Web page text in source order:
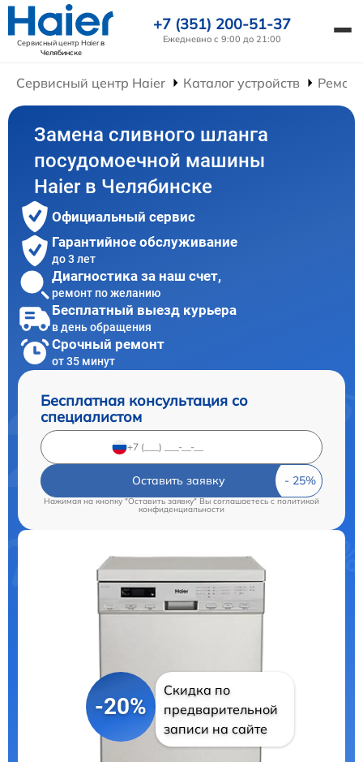
Сервисный центр Haierв
Челябинске
+7 (351) 200-51-37
Ежедневно с 9:00 до 21:00
Сервисный центр Haier Каталог устройств
Замена сливного шланга
посудомоечной машины
Haier в Челябинске
Официальный сервис
Гарантийное обслуживание
до 3 лет
Диагностика за наш счет,
ремонт по желанию
Бесплатный выезд курьера
в день обращения
Срочный ремонт
от 35 минут
Бесплатная консультация со
специалистом
Оставить заявку
Нажимая на кнопку "Оставить заявку" Вы соглашаетесь cполитикой
конфиденциальности
-20%
Скидка по
предварительной
записи на сайте